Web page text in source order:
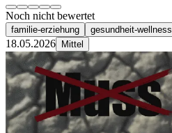
Noch nicht bewertet
familie-erziehung gesundheit-wellness
18.05.2026 Mittel